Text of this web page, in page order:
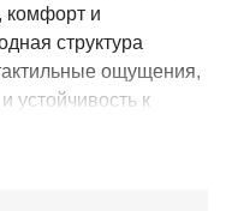
комфорт и
структура
ощущения,
устойчивость к